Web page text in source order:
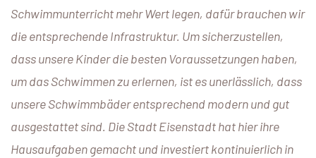
Schwimmunterricht mehr Wert legen, dafür brauchen wir
die entsprechende Infrastruktur. Um sicherzustellen,
dass unsere Kinder die besten Voraussetzungen haben,
um das Schwimmen zu erlernen, ist es unerlässlich, dass
unsere Schwimmbäder entsprechend modern und gut
ausgestattet sind. Die Stadt Eisenstadt hat hier ihre
Hausaufgaben gemacht und investiert kontinuierlich in